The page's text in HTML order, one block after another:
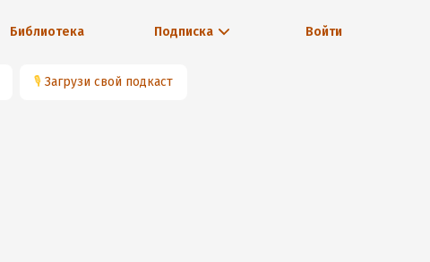
Библиотека Подписка Войти
🎙 Загрузи свой подкаст